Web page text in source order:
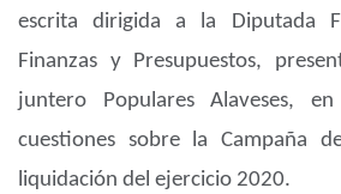
escrita dirigida a la Diputada
Finanzas y Presupuestos,
juntero Populares Alaveses,
cuestiones sobre la Campaña
liquidación del ejercicio 2020.